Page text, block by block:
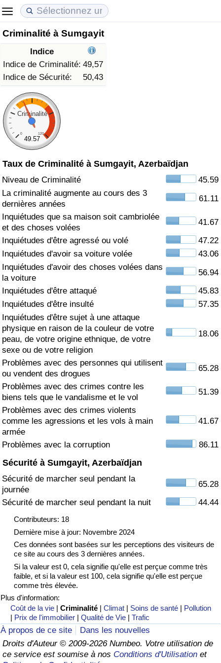
Criminalité à Sumgayit
Indice
Indice de Criminalité: 49,57
Indice de Sécurité:
50,43
Criminalité
0 120
49.57
Taux de Criminalité à Sumgayit, Azerbaïdjan
Niveau de Criminalité
45.59
La criminalité augmente au cours des 3
dernières années
61.11
Inquiétudes que sa maison soit cambriolée
et des choses volées
41.67
Inquiétudes d'être agressé ou volé
47.22
Inquiétudes d'avoir sa voiture volée
43.06
Inquiétudes d'avoir des choses volées dans
la voiture
56.94
Inquiétudes d'être attaqué
45.83
Inquiétudes d'être insulté
57.35
Inquiétudes d'être sujet à une attaque
physique en raison de la couleur de votre
peau, de votre origine ethnique, de votre
sexe ou de votre religion
18.06
Problèmes avec des personnes qui utilisent
ou vendent des drogues
65.28
Problèmes avec des crimes contre les
biens tels que le vandalisme et le vol
51.39
Problèmes avec des crimes violents
comme les agressions et les vols à main
armée
41.67
Problèmes avec la corruption 86.11
Sécurité à Sumgayit, Azerbaïdjan
Sécurité de marcher seul pendant la
journée
65.28
Sécurité de marcher seul pendant la nuit
44.44
Contributeurs: 18
Dernière mise à jour: Novembre 2024
Ces données sont basées sur les perceptions des visiteurs de
ce site au cours des 3 dernières années.
Si la valeur est 0, cela signifie qu'elle est perçue comme très
faible, et si la valeur est 100, cela signifie qu'elle est perçue
comme très élevée.
Plus d'information:
Coût de la vie |Criminalité |Climat | Soins de santé | Pollution
| Prix de l'immobilier |Qualité de Vie |Trafic
À propos de ce site
Dans les nouvelles
Droits d'Auteur © 2009-2026 Numbeo. Votre utilisation de
ce service est soumise à nos Conditions d'Utilisation et
Coût de la vie
Indice du Coût de la Vie (Actuel)
Indice du Coût de la Vie
Indice du coût de la vie par pays
à Akaba
Prix de l'immobilier
Indice des Prix de l'immobilier (Actuel)
Indice des Prix de l'immobilier
Indice des Prix de l'immobilier par Pays
Qualité de Vie
Indice de Qualité de Vie
Indice de Qualité de Vie (Actuel)
Indice de qualité de vie par pays
Criminalité
Indice de Criminalité (Actuel)
Indice de Criminalité
Indice de criminalité par pays
Soins de santé
Indice des soins de santé (Actuel)
Indice des soins de santé
Indice des soins de santé par Pays
Pollution
Indice de Pollution (Actuel)
Indice de pollution
Indice de Pollution par Pays
Trafic
Indice de Trafic
Indice de Trafic (Actuel)
Indice de Trafic par Pays